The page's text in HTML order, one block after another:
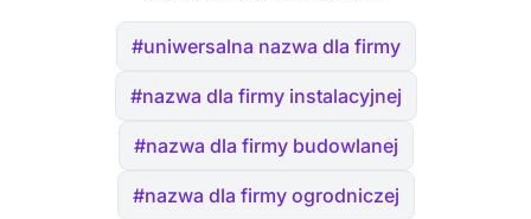
#uniwersalna nazwa dla firmy
#nazwa dla firmy instalacyjnej
#nazwa dla firmy budowlanej
#nazwa dla firmy ogrodniczej